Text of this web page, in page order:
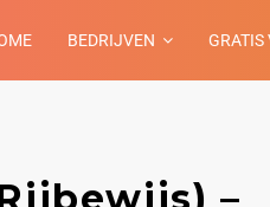
BEDRIJVEN GRATIS